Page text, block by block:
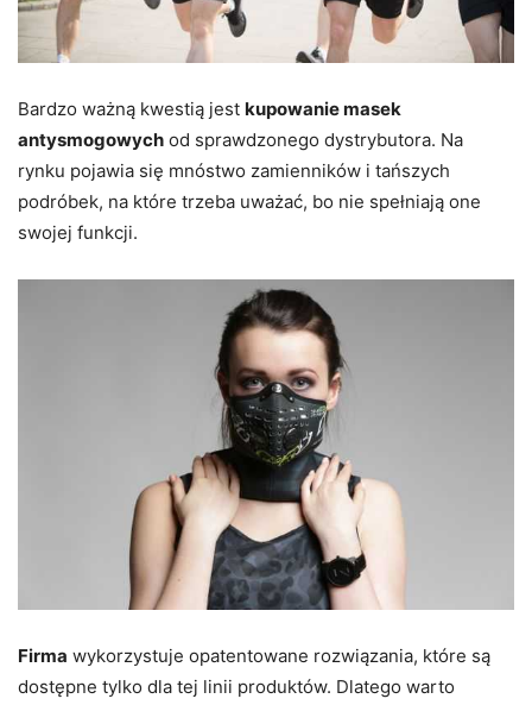
Bardzo ważną kwestią jest kupowanie masek
antysmogowych od sprawdzonego dystrybutora. Na
rynku pojawia się mnóstwo zamienników i tańszych
podróbek, na które trzeba uważać, bo nie spełniają one
swojej funkcji.
Firma wykorzystuje opatentowane rozwiązania, które są
dostępne tylko dla tej linii produktów. Dlatego warto